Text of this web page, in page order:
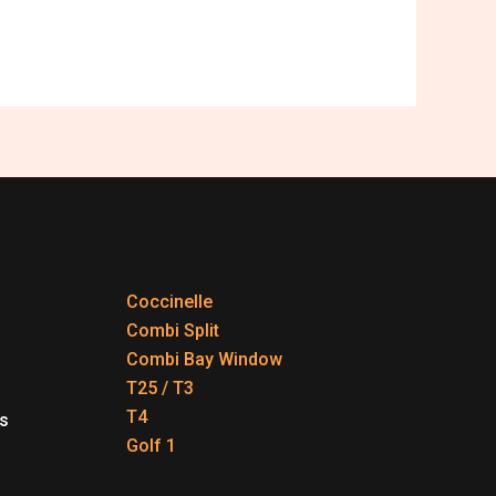
Coccinelle
Combi Split
Combi Bay Window
T25 / T3
T4
Golf 1